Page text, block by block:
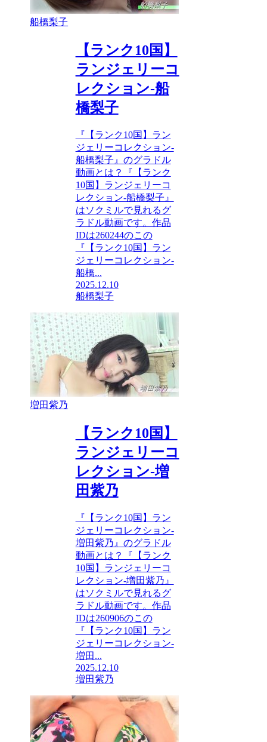
船橋梨子
【ランク10国】
ランジェリーコ
レクション-船
橋梨子
『【ランク10国】ラン
ジェリーコレクション-
船橋梨子』のグラドル
動画とは？『【ランク
10国】ランジェリーコ
レクション-船橋梨子』
はソクミルで見れるグ
ラドル動画です。作品
IDは260244のこの
『【ランク10国】ラン
ジェリーコレクション-
船橋...
2025.12.10
船橋梨子
増田紫乃
【ランク10国】
ランジェリーコ
レクション-増
田紫乃
『【ランク10国】ラン
ジェリーコレクション-
増田紫乃』のグラドル
動画とは？『【ランク
10国】ランジェリーコ
レクション-増田紫乃』
はソクミルで見れるグ
ラドル動画です。作品
IDは260906のこの
『【ランク10国】ラン
ジェリーコレクション-
増田...
2025.12.10
増田紫乃